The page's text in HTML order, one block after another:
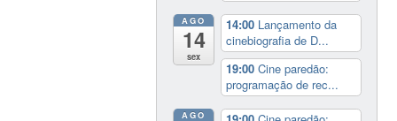
AGO
14
sex
14:00 Lançamento da
cinebiografia de D...
19:00Cine paredão:
programação de rec...
AGO